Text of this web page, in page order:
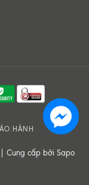
HÀNH
Cung cấp bởi Sapo